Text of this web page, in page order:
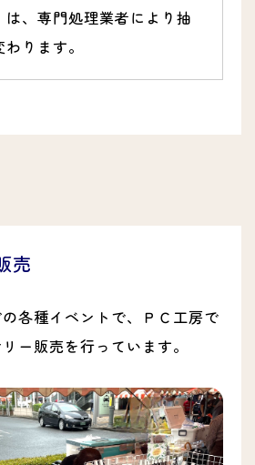
は、専門処理業者により抽
ります。
売
各種イベントで、ＰＣ工房で
ー販売を行っています。